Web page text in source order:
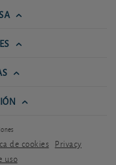
de cookies Privacy
uso